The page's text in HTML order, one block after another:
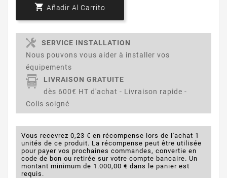
 Añadir Al Carrito
SERVICE INSTALLATION
Nous pouvons vous aider à installer vos
équipements
LIVRAISON GRATUITE
dès 600€ HT d'achat - Livraison rapide -
Colis soigné
Vous recevrez 0,23 € en récompense lors de l'achat 1
unités de ce produit. La récompense peut être utilisée
pour payer vos prochaines commandes, convertie en
code de bon ou retirée sur votre compte bancaire. Un
montant minimum de 1.000,00 € dans le panier est
requis.